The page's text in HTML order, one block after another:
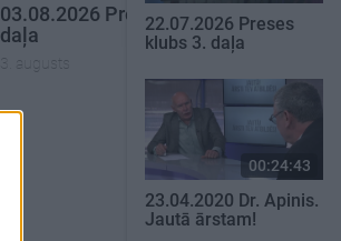
03.08.2026 Preses klubs 3.
daļa
3. augusts
SKATĪT VISUS
22.07.2026 Preses
klubs 3. daļa
00:24:43
23.04.2020 Dr. Apinis.
Jautā ārstam!